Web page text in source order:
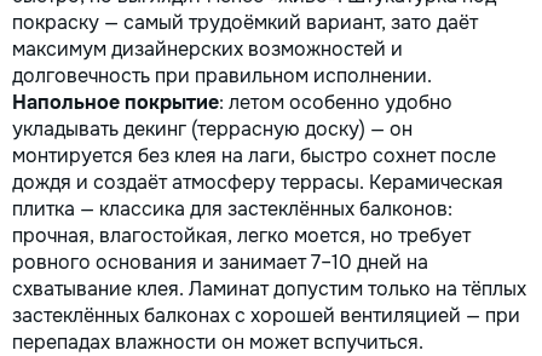
покраску — самый трудоёмкий вариант, зато даёт
максимум дизайнерских возможностей и
долговечность при правильном исполнении.
Напольное покрытие: летом особенно удобно
укладывать декинг (террасную доску) — он
монтируется без клея на лаги, быстро сохнет после
дождя и создаёт атмосферу террасы. Керамическая
плитка — классика для застеклённых балконов:
прочная, влагостойкая, легко моется, но требует
ровного основания и занимает 7–10 дней на
схватывание клея. Ламинат допустим только на тёплых
застеклённых балконах с хорошей вентиляцией — при
перепадах влажности он может вспучиться.